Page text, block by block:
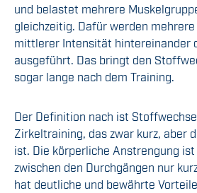
und belastet mehrere
gleichzeitig. Dafür werden
mittlerer Intensität hintereinander
ausgeführt. Das bringt den
sogar lange nach dem Training.
Der Definition nach ist
Zirkeltraining, das zwar kurz, aber
ist. Die körperliche Anstrengung
zwischen den Durchgängen nur
hat deutliche und bewährte